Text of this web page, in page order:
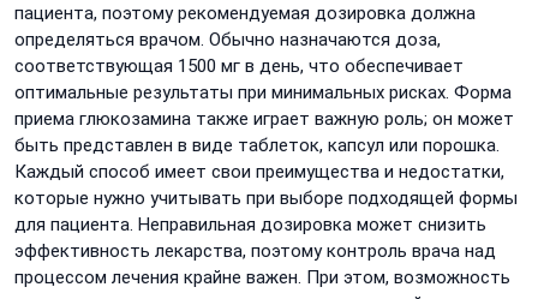
пациента, поэтому рекомендуемая дозировка должна
определяться врачом. Обычно назначаются доза,
соответствующая 1500 мг в день, что обеспечивает
оптимальные результаты при минимальных рисках. Форма
приема глюкозамина также играет важную роль; он может
быть представлен в виде таблеток, капсул или порошка.
Каждый способ имеет свои преимущества и недостатки,
которые нужно учитывать при выборе подходящей формы
для пациента. Неправильная дозировка может снизить
эффективность лекарства, поэтому контроль врача над
процессом лечения крайне важен. При этом, возможность